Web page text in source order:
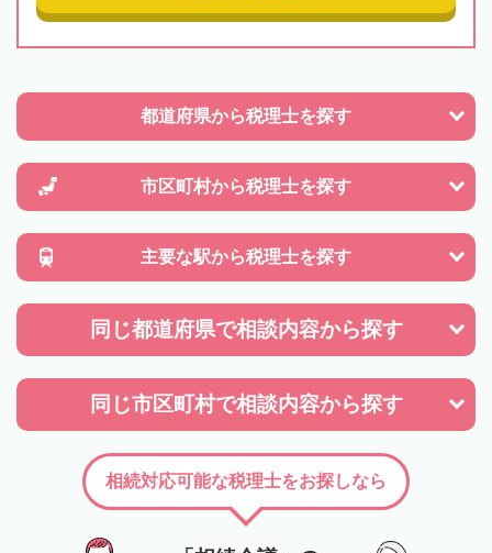
都道府県から税理士を探す
市区町村から税理士を探す
主要な駅から税理士を探す
同じ都道府県で相談内容から探す
同じ市区町村で相談内容から探す
相続対応可能な税理士をお探しなら